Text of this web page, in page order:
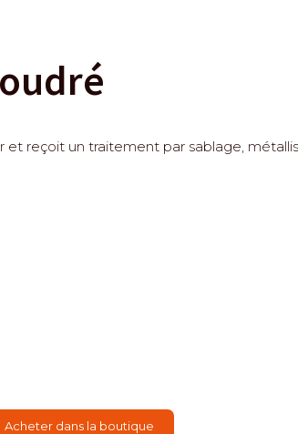
reçoit un traitement par sablage,
Acheter dans la boutique